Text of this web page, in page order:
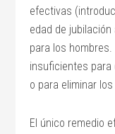
efectivas
edad de
para los
insuficientes para
o para eliminar
El único remedio